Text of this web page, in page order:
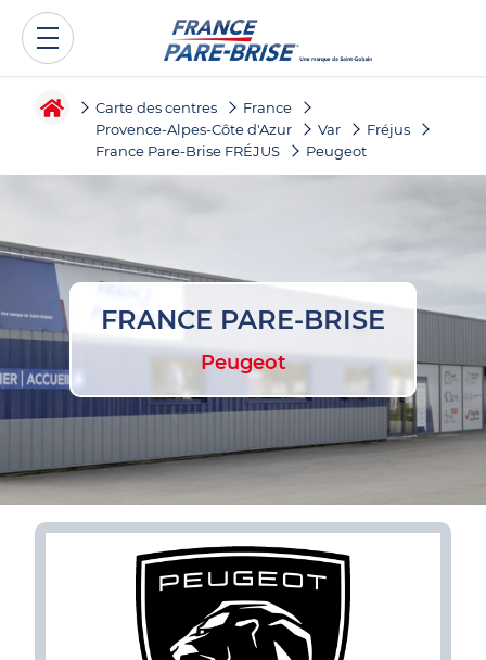
Carte des centres
France
Provence-Alpes-Côte d'Azur
Var
Fréjus
France Pare-Brise FRÉJUS
Peugeot
FRANCE PARE-BRISE
Peugeot